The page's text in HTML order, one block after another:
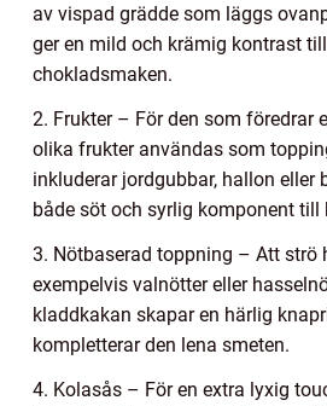
av vispad grädde som läggs
ger en mild och krämig kontrast
chokladsmaken.
2. Frukter – För den som föredrar
olika frukter användas som
inkluderar jordgubbar, hallon eller
både söt och syrlig komponent till
3. Nötbaserad toppning – Att strö
exempelvis valnötter eller
kladdkakan skapar en härlig
kompletterar den lena smeten.
4. Kolasås – För en extra lyxig